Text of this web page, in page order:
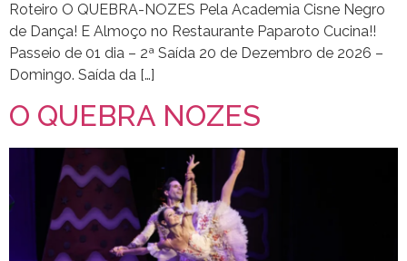
Roteiro O QUEBRA-NOZES Pela Academia Cisne Negro
de Dança! E Almoço no Restaurante Paparoto Cucina!!
Passeio de 01 dia – 2ª Saída 20 de Dezembro de 2026 –
Domingo. Saída da […]
O QUEBRA NOZES